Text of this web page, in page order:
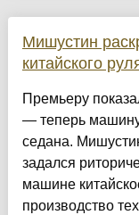
Мишустин
китайского
Премьеру
— теперь машину
седана.
задался
машине
производство